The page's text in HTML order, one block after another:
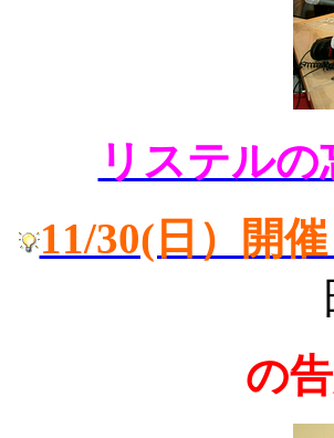
リステル
11/30(日）開
の